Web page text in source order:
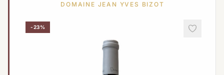
DOMAINE JEAN YVES BIZOT
-23%